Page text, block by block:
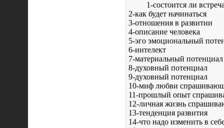
1-состоится ли
2-как будет начинаться
3-отношения в развитии
4-описание человека
5-эго эмоциональный
6-интелект
7-материальный потенциал
8-духовный потенциал
9-духовный потенциал
10-миф любви
11-прошлый опыт
12-личная жизнь
13-тенденция развития
14-что надо изменить в